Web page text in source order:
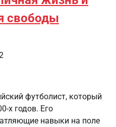
свободы
футболист, который
х годов. Его
навыки на поле